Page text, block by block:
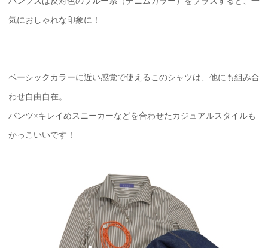
気におしゃれな印象に！
ベーシックカラーに近い感覚で使えるこのシャツは、他にも組み合
わせ自由自在。
パンツ×キレイめスニーカーなどを合わせたカジュアルスタイルも
かっこいいです！